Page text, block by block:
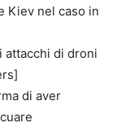
attacchi di droni
di aver